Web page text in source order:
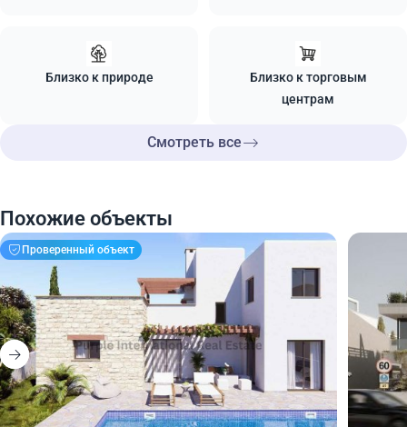
Близко к природе
Близко к торговым
центрам
Смотреть все
Похожие объекты
Проверенный объект